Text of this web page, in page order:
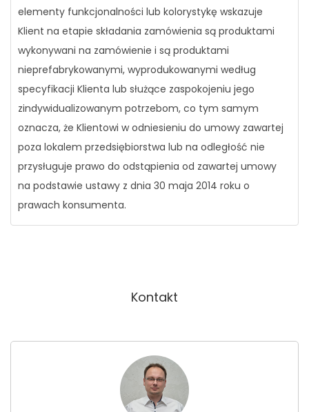
elementy funkcjonalności lub kolorystykę wskazuje
Klient na etapie składania zamówienia są produktami
wykonywani na zamówienie i są produktami
nieprefabrykowanymi, wyprodukowanymi według
specyfikacji Klienta lub służące zaspokojeniu jego
zindywidualizowanym potrzebom, co tym samym
oznacza, że Klientowi w odniesieniu do umowy zawartej
poza lokalem przedsiębiorstwa lub na odległość nie
przysługuje prawo do odstąpienia od zawartej umowy
na podstawie ustawy z dnia 30 maja 2014 roku o
prawach konsumenta.
Kontakt